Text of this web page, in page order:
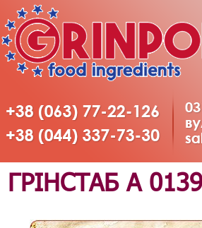
ГРІНСТАБ А